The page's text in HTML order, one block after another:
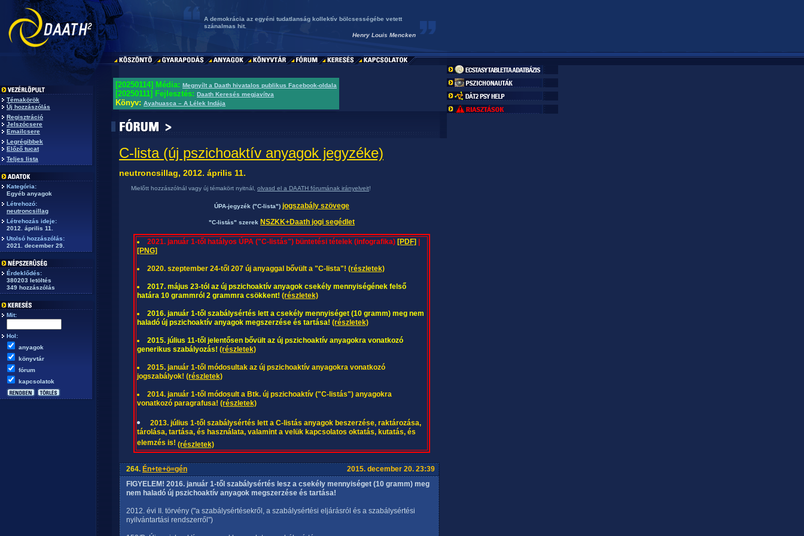
A demokrácia az egyéni tudatlanság kollektív bölcsességébe vetett
szánalmas hit.
Henry Louis Mencken
Témakörök
Új hozzászólás
Regisztráció
Jelszócsere
Emailcsere
Legrégibbek
Előző tucat
Teljes lista
Kategória:
Egyéb anyagok
Létrehozó:
neutroncsillag
Létrehozás ideje:
2012. április 11.
Utolsó hozzászólás:
2021. december 29.
Érdeklődés:
380203 letöltés
349 hozzászólás
Mit:
Hol:
anyagok
könyvtár
fórum
kapcsolatok
[20250114] Média: Megnyílt a Daath hivatalos publikus Facebook-oldala
[20250111] Fejlesztés: Daath Keresés megjavítva
Könyv: Ayahuasca – A Lélek Indája
C-lista (új pszichoaktív anyagok jegyzéke)
neutroncsillag, 2012. április 11.
Mielőtt hozzászólnál vagy új témakört nyitnál, olvasd el a DAATH fórumának irányelveit!
ÚPA-jegyzék ("C-lista") jogszabály szövege
"C-listás" szerek NSZKK+Daath jogi segédlet
2021. január 1-től hatályos ÚPA ("C-listás") büntetési tételek (infografika) [PDF]
[PNG]
2020. szeptember 24-től 207 új anyaggal bővült a "C-lista"! (részletek)
2017. május 23-tól az új pszichoaktív anyagok csekély mennyiségének felső
határa 10 grammról 2 grammra csökkent! (részletek)
2016. január 1-től szabálysértés lett a csekély mennyiséget (10 gramm) meg nem
haladó új pszichoaktív anyagok megszerzése és tartása! (részletek)
2015. július 11-től jelentősen bővült az új pszichoaktív anyagokra vonatkozó
generikus szabályozás! (részletek)
2015. január 1-től módosultak az új pszichoaktív anyagokra vonatkozó
jogszabályok! (részletek)
2014. január 1-től módosult a Btk. új pszichoaktív ("C-listás") anyagokra
vonatkozó paragrafusa! (részletek)
2013. július 1-től szabálysértés lett a C-listás anyagok beszerzése, raktározása,
tárolása, tartása, és használata, valamint a velük kapcsolatos oktatás, kutatás, és
elemzés is! (részletek)
264. Én+te+ö=gén
2015. december 20. 23:39
FIGYELEM! 2016. január 1-től szabálysértés lesz a csekély mennyiséget (10 gramm) meg
nem haladó új pszichoaktív anyagok megszerzése és tartása!
2012. évi II. törvény ("a szabálysértésekről, a szabálysértési eljárásról és a szabálysértési
nyilvántartási rendszerről")